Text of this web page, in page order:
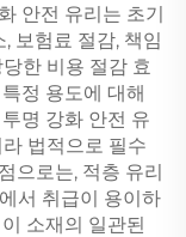
안전 유리는 초기
보험료 절감, 책임
한 비용 절감 효
정 용도에 대해
명 강화 안전 유
법적으로 필수
으로는, 적층 유리
서 취급이 용이하
소재의 일관된